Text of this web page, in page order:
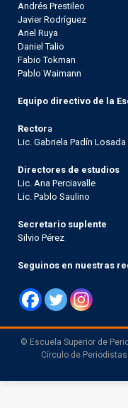
Andrés Prestileo
Javier Rodríguez
Ariel Ruya
Daniel Talio
Fabio Tokman
Pablo Waimann
Equipo directivo de la
Rectora
Lic. Gabriela Padín Losada
Directores de estudios
Lic. Ana Perciavalle
Lic. Pablo Saulino
Secretario suplente
Silvio Pérez
Seguinos en nuestras
© Escuela Superior de
Círculo de